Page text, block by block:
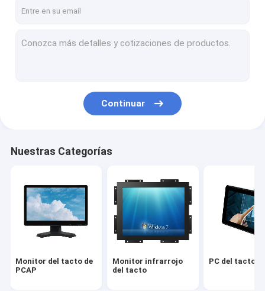
Pantalla táctil de PCAP
Hoja del tacto de PCAP
El panel de TFT LCD
Pantalla táctil de la onda acústica superficial
Pantalla táctil resistente
Monitor curvado de la pantalla táctil
Continuar
Nuestras Categorías
Monitor del tacto de
PCAP
Monitor infrarrojo
del tacto
PC del tacto